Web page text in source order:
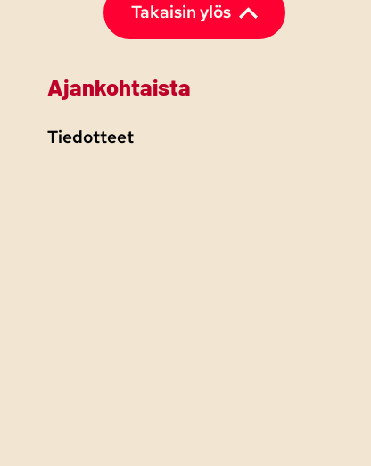
Takaisin ylös
Ajankohtaista
Tiedotteet